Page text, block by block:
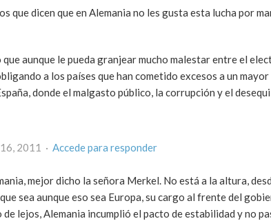
que dicen que en Alemania no les gusta esta lucha por
aunque le pueda granjear mucho malestar entre el
a los países que han cometido excesos a un
donde el malgasto público, la corrupción y el
2011 · Accede para responder
mejor dicho la señora Merkel. No está a la altura,
sea aunque eso sea Europa, su cargo al frente del
lejos, Alemania incumplió el pacto de estabilidad y no